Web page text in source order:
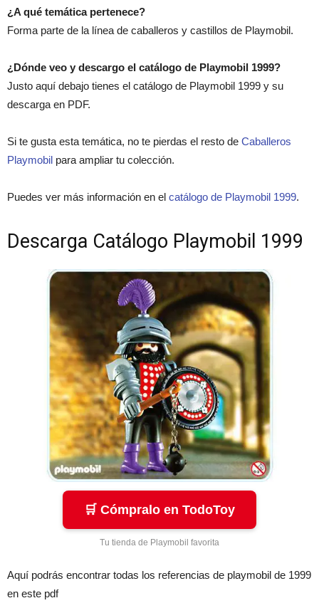
¿A qué temática pertenece?
Forma parte de la línea de caballeros y castillos de Playmobil.
¿Dónde veo y descargo el catálogo de Playmobil 1999?
Justo aquí debajo tienes el catálogo de Playmobil 1999 y su
descarga en PDF.
Si te gusta esta temática, no te pierdas el resto de Caballeros
Playmobil para ampliar tu colección.
Puedes ver más información en el catálogo de Playmobil 1999.
Descarga Catálogo Playmobil 1999
🛒 Cómpralo en TodoToy
Tu tienda de Playmobil favorita
Aquí podrás encontrar todas los referencias de playmobil de 1999
en este pdf